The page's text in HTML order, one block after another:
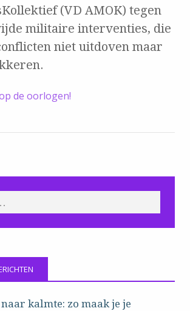
(VD AMOK) tegen
militaire interventies, die
niet uitdoven maar
de oorlogen!
kalmte: zo maak je je